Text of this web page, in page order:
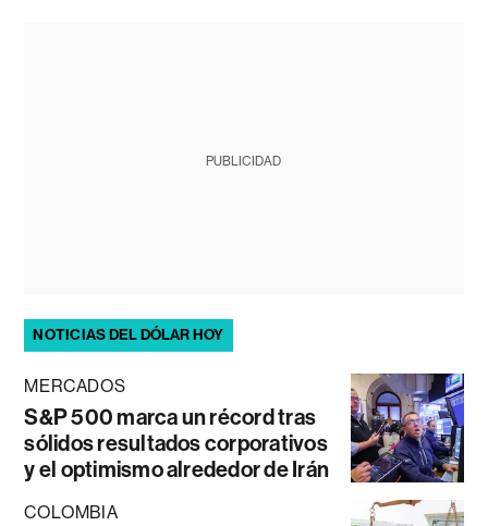
PUBLICIDAD
NOTICIAS DEL DÓLAR HOY
MERCADOS
S&P 500 marca un récord tras
sólidos resultados corporativos
y el optimismo alrededor de Irán
COLOMBIA